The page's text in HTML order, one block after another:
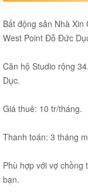
Bất động sản Nhà
West Point Đỗ Đức
Căn hộ Studio rộng
Dục.
Giá thuê: 10 tr/tháng.
Thanh toán: 3 tháng
Phù hợp với vợ
bạn.